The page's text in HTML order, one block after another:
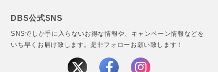
DBS公式SNS
SNSでしか手に入らないお得な情報や、キャンペーン情報などを
いち早くお届け致します。 是非フォローお願い致します！